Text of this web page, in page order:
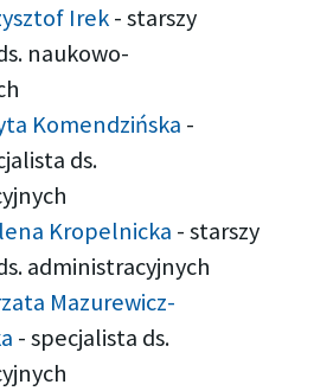
Irek-starszy
naukowo-
Komendzińska -
ds.
Kropelnicka -starszy
administracyjnych
Mazurewicz-
-specjalista ds.